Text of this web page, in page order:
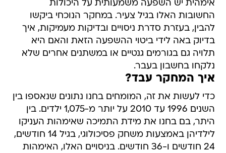
אימהית יש השפעה משמעותית על היכולות
החשובות האלו בגיל צעיר. במחקר הנוכחי ביקשו
להבין, בעזרת סדרת ניסויים ובדיקות מעמיקות, איך
בדיוק באה לידי ביטוי ההשפעה הזאת והאם היא
תלויה גם בגורמים גנטיים או במשתנים אחרים שלא
נלקחו בחשבון בעבר.
איך המחקר עבד?
כדי לעשות את זה, המומחים בחנו נתונים שנאספו בין
השנים 1996 עד 2010 על יותר מ-1,075 ילדים. בין
היתר, בם בחנו את מידת התמיכה שאימהות העניקו
לילדיהן באמצעות משחק פסיכולוגי, בגיל 14 חודשים,
24 חודשים ו-36 חודשים. בניסויים האלו, האימהות